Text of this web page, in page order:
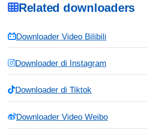
Related downloaders
Downloader Video Bilibili
Downloader di Instagram
Downloader di Tiktok
Downloader Video Weibo